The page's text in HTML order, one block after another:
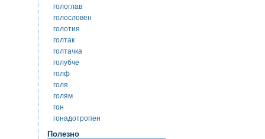
гологлав
голословен
голотия
голтак
голтачка
голубче
голф
голя
голям
гон
гонадотропен
Полезно